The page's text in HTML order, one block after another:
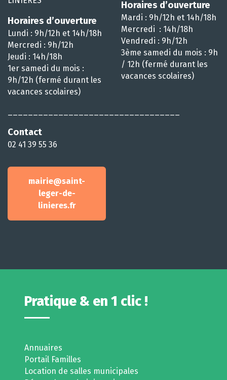
Horaires d’ouverture
Lundi : 9h/12h et 14h/18h
Mercredi : 9h/12h
Jeudi : 14h/18h
1er samedi du mois :
9h/12h (fermé durant les
vacances scolaires)
Contact
02 41 39 55 36
mairie@saint-
leger-de-
linieres.fr
Horaires d’ouverture
Mardi : 9h/12h et 14h/18h
Mercredi : 14h/18h
Vendredi : 9h/12h
3ème samedi du mois : 9h
/ 12h (fermé durant les
vacances scolaires)
Pratique & en 1 clic !
Annuaires
Portail Familles
Location de salles municipales